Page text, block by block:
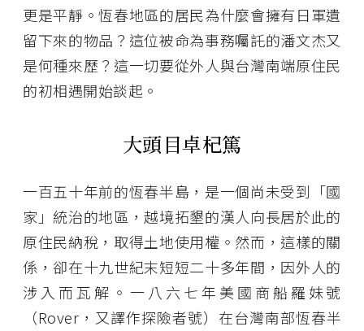
更是平靜。恆春地區的居民為什麼會擁有日軍遺
留下來的物品？這位被命為事務囑託的潘文杰又
是何種來歷？這一切要從外人與台灣南端原住民
的初相遇開始談起。
大頭目卓杞篤
一百五十年前的恆春半島，是一個尚未受到「國
家」統治的地區，越境拓墾的漢人向長居於此的
原住民納稅，取得土地使用權。然而，這樣的關
係，卻在十九世紀末短短二十多年間，因外人的
涉入而瓦解。一八六七年美國商船羅妹號
（Rover，又譯作探險者號）在台灣南部恆春半